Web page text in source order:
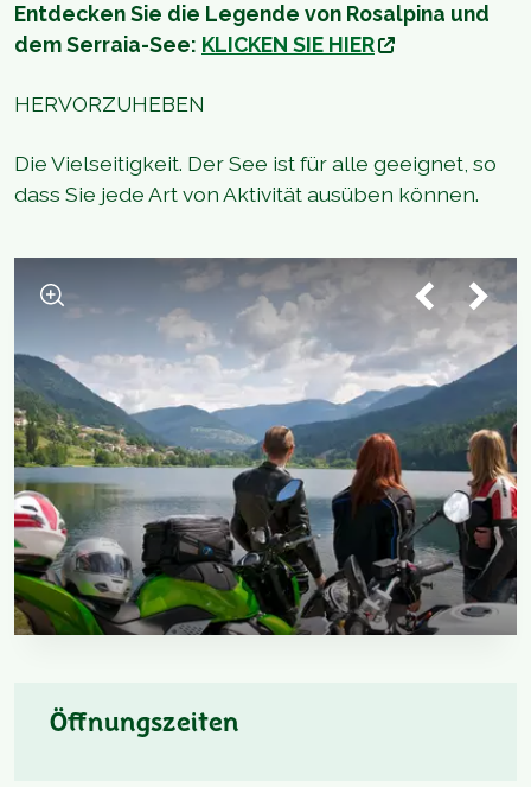
Entdecken Sie die Legende von Rosalpina und
dem Serraia-See: KLICKEN SIE HIER
HERVORZUHEBEN
Die Vielseitigkeit. Der See ist für alle geeignet, so
dass Sie jede Art von Aktivität ausüben können.
Öffnungszeiten